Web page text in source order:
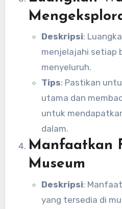
Deskripsi:
menjelajahi setiap
menyeluruh.
Tips: Pastikan
utama dan
untuk
dalam.
Manfaatkan
Museum
Deskripsi:
yang tersedia di